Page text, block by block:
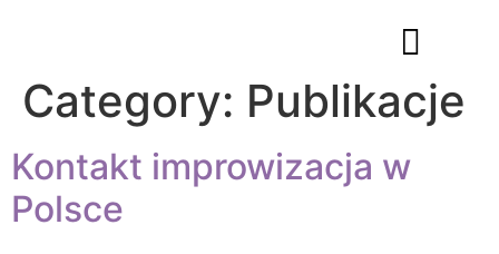
Category: Publikacje
Kontakt improwizacja w
Polsce